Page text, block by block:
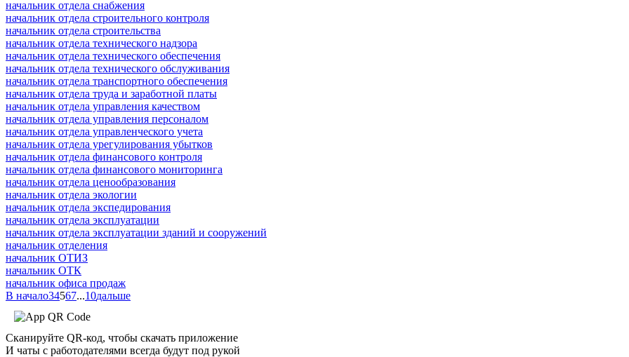
начальник отдела снабжения
начальник отдела строительного контроля
начальник отдела строительства
начальник отдела технического надзора
начальник отдела технического обеспечения
начальник отдела технического обслуживания
начальник отдела транспортного обеспечения
начальник отдела труда и заработной платы
начальник отдела управления качеством
начальник отдела управления персоналом
начальник отдела управленческого учета
начальник отдела урегулирования убытков
начальник отдела финансового контроля
начальник отдела финансового мониторинга
начальник отдела ценообразования
начальник отдела экологии
начальник отдела экспедирования
начальник отдела эксплуатации
начальник отдела эксплуатации зданий и сооружений
начальник отделения
начальник ОТИЗ
начальник ОТК
начальник офиса продаж
В начало34567...10дальше
Сканируйте QR-код, чтобы скачать приложение
И чаты с работодателями всегда будут под рукой